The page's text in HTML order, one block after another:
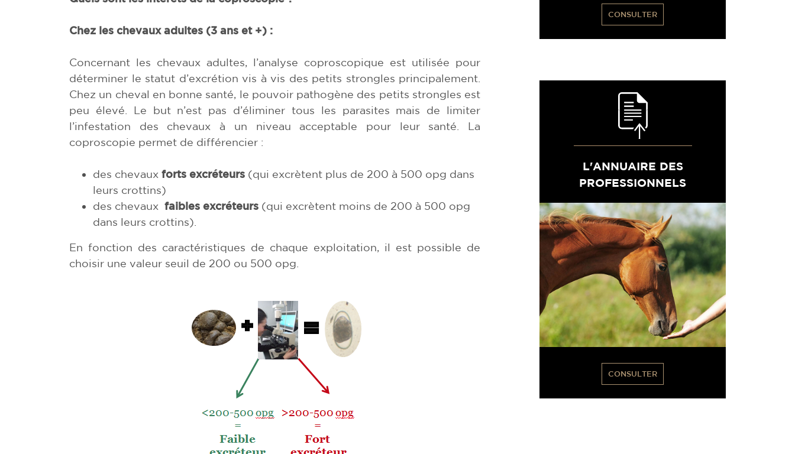
Chez les chevaux adultes (3 ans et +) :
Concernant les chevaux adultes, l’analyse coproscopique est utilisée pour
déterminer le statut d’excrétion vis à vis des petits strongles principalement.
Chez un cheval en bonne santé, le pouvoir pathogène des petits strongles est
peu élevé. Le but n’est pas d’éliminer tous les parasites mais de limiter
l’infestation des chevaux à un niveau acceptable pour leur santé. La
coproscopie permet de différencier :
des chevaux forts excréteurs (qui excrètent plus de 200 à 500 opg dans
leurs crottins)
des chevaux faibles excréteurs (qui excrètent moins de 200 à 500 opg
dans leurs crottins).
En fonction des caractéristiques de chaque exploitation, il est possible de
choisir une valeur seuil de 200 ou 500 opg.
CONSULTER
L'ANNUAIRE DES
PROFESSIONNELS
CONSULTER